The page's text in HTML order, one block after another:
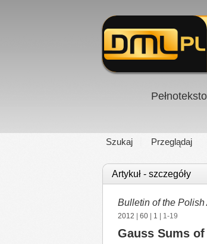
Szukaj Przeglądaj
Artykuł - szczegóły
Bulletin of the
2012 60 1 | 1-19
Gauss Sums